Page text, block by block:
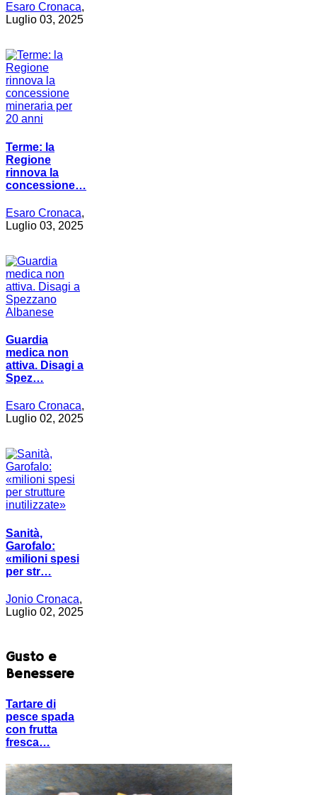
Esaro Cronaca,
Luglio 03, 2025
Terme: la
Regione
rinnova la
concessione…
Esaro Cronaca,
Luglio 03, 2025
Guardia
medica non
attiva. Disagi a
Spez…
Esaro Cronaca,
Luglio 02, 2025
Sanità,
Garofalo:
«milioni spesi
per str…
Jonio Cronaca,
Luglio 02, 2025
Gusto e
Benessere
Tartare di
pesce spada
con frutta
fresca…